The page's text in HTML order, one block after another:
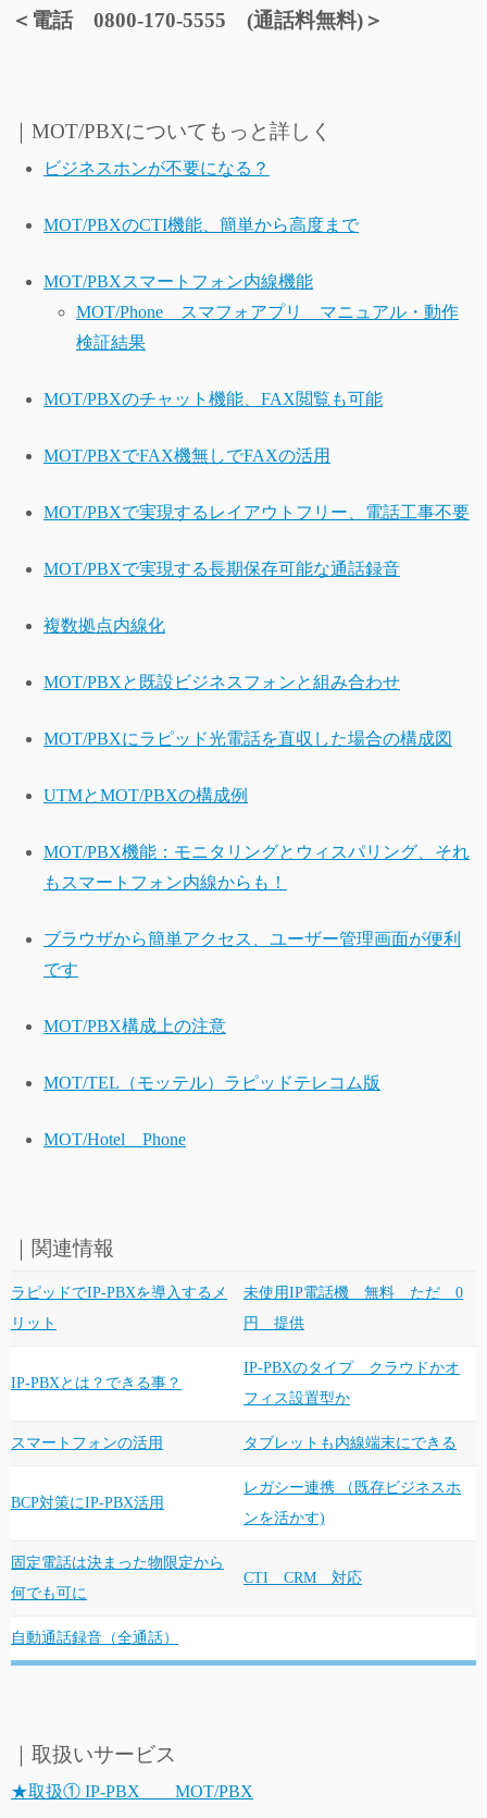
＜電話 0800-170-5555 (通話料無料)＞
｜MOT/PBXについてもっと詳しく
ビジネスホンが不要になる？
MOT/PBXのCTI機能、簡単から高度まで
MOT/PBXスマートフォン内線機能
MOT/Phone スマフォアプリ マニュアル・動作
検証結果
MOT/PBXのチャット機能、FAX閲覧も可能
MOT/PBXでFAX機無しでFAXの活用
MOT/PBXで実現するレイアウトフリー、電話工事不要
MOT/PBXで実現する長期保存可能な通話録音
複数拠点内線化
MOT/PBXと既設ビジネスフォンと組み合わせ
MOT/PBXにラピッド光電話を直収した場合の構成図
UTMとMOT/PBXの構成例
MOT/PBX機能：モニタリングとウィスパリング、それ
もスマートフォン内線からも！
ブラウザから簡単アクセス、ユーザー管理画面が便利
です
MOT/PBX構成上の注意
MOT/TEL（モッテル）ラピッドテレコム版
MOT/Hotel Phone
｜関連情報
ラピッドでIP-PBXを導入するメ
リット
未使用IP電話機 無料 ただ 0
円 提供
IP-PBXとは？できる事？
IP-PBXのタイプ クラウドかオ
フィス設置型か
スマートフォンの活用 タブレットも内線端末にできる
BCP対策にIP-PBX活用
レガシー連携 （既存ビジネスホ
ンを活かす)
固定電話は決まった物限定から
何でも可に
CTI CRM 対応
自動通話録音（全通話）
｜取扱いサービス
★取扱① IP-PBX MOT/PBX